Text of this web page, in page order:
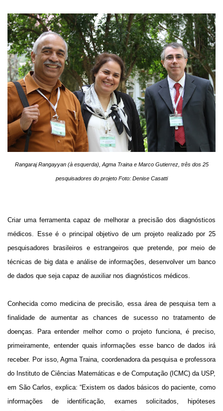
Rangaraj Rangayyan (à esquerda), Agma Traina e Marco Gutierrez, três dos 25
pesquisadores do projeto Foto: Denise Casatti
Criar uma ferramenta capaz de melhorar a precisão dos diagnósticos
médicos. Esse é o principal objetivo de um projeto realizado por 25
pesquisadores brasileiros e estrangeiros que pretende, por meio de
técnicas de big data e análise de informações, desenvolver um banco
de dados que seja capaz de auxiliar nos diagnósticos médicos.
Conhecida como medicina de precisão, essa área de pesquisa tem a
finalidade de aumentar as chances de sucesso no tratamento de
doenças. Para entender melhor como o projeto funciona, é preciso,
primeiramente, entender quais informações esse banco de dados irá
receber. Por isso, Agma Traina, coordenadora da pesquisa e professora
do Instituto de Ciências Matemáticas e de Computação (ICMC) da USP,
em São Carlos, explica: “Existem os dados básicos do paciente, como
informações de identificação, exames solicitados, hipóteses